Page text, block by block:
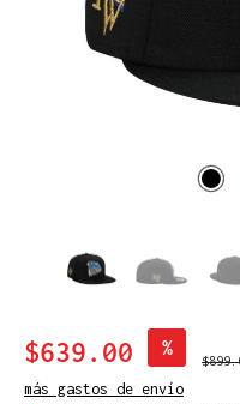
$639.00 %
más gastos de envío